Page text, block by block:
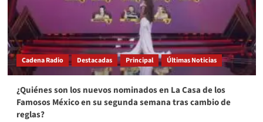
Cadena Radio Destacadas Principal Últimas Noticias
¿Quiénes son los nuevos nominados en La Casa de los
Famosos México en su segunda semana tras cambio de
reglas?